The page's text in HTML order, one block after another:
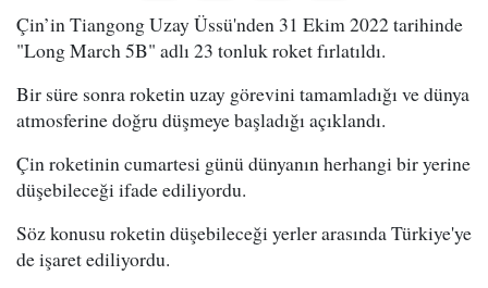
Çin’in Tiangong Uzay Üssü'nden 31 Ekim 2022 tarihinde
"Long March 5B" adlı 23 tonluk roket fırlatıldı.
Bir süre sonra roketin uzay görevini tamamladığı ve dünya
atmosferine doğru düşmeye başladığı açıklandı.
Çin roketinin cumartesi günü dünyanın herhangi bir yerine
düşebileceği ifade ediliyordu.
Söz konusu roketin düşebileceği yerler arasında Türkiye'ye
de işaret ediliyordu.